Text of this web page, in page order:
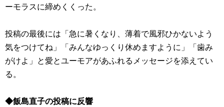
ーモラスに締めくくった。
投稿の最後には「急に暑くなり、薄着で風邪ひかないよう
気をつけてね」「みんなゆっくり休めますように」「歯み
がけよ」と愛とユーモアがあふれるメッセージを添えてい
る。
◆飯島直子の投稿に反響